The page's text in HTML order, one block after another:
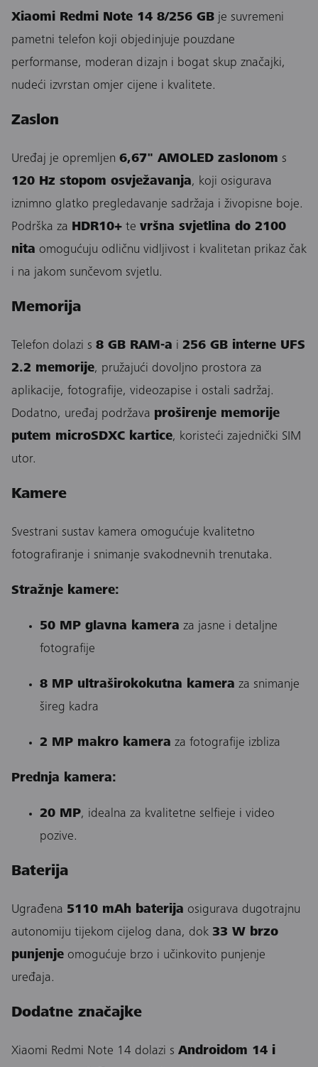
Xiaomi Redmi Note 14 8/256 GB je suvremeni
pametni telefon koji objedinjuje pouzdane
performanse, moderan dizajn i bogat skup značajki,
nudeći izvrstan omjer cijene i kvalitete.
Zaslon
Uređaj je opremljen 6,67" AMOLED zaslonom s
120 Hz stopom osvježavanja, koji osigurava
iznimno glatko pregledavanje sadržaja i živopisne boje.
Podrška za HDR10+ te vršna svjetlina do 2100
nita omogućuju odličnu vidljivost i kvalitetan prikaz čak
i na jakom sunčevom svjetlu.
Memorija
Telefon dolazi s 8 GB RAM-a i 256 GB interne UFS
2.2 memorije, pružajući dovoljno prostora za
aplikacije, fotografije, videozapise i ostali sadržaj.
Dodatno, uređaj podržava proširenje memorije
putem microSDXC kartice, koristeći zajednički SIM
utor.
Kamere
Svestrani sustav kamera omogućuje kvalitetno
fotografiranje i snimanje svakodnevnih trenutaka.
Stražnje kamere:
50 MP glavna kamera za jasne i detaljne
fotografije
8 MP ultraširokokutna kamera za snimanje
šireg kadra
2 MP makro kamera za fotografije izbliza
Prednja kamera:
20 MP, idealna za kvalitetne selfieje i video
pozive.
Baterija
Ugrađena 5110 mAh baterija osigurava dugotrajnu
autonomiju tijekom cijelog dana, dok 33 W brzo
punjenje omogućuje brzo i učinkovito punjenje
uređaja.
Dodatne značajke
Xiaomi Redmi Note 14 dolazi s Androidom 14 i